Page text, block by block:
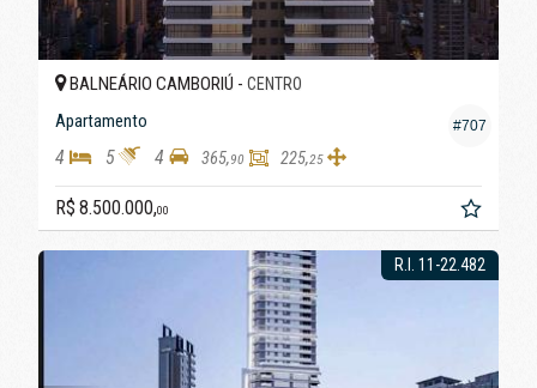
#707
BALNEÁRIO CAMBORIÚ - CENTRO
Apartamento
4 5 4 365,90 225,25
R$ 8.500.000,00
R.I. 11-22.482